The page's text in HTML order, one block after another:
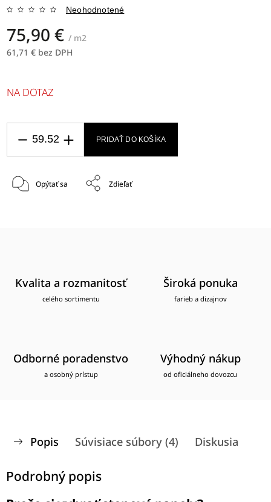
Neohodnotené
75,90 € / m2
61,71 € bez DPH
NA DOTAZ
PRIDAŤ DO KOŠÍKA
Opýtať sa Zdieľať
Kvalita a rozmanitosť
celého sortimentu
Široká ponuka
farieb a dizajnov
Odborné poradenstvo
a osobný prístup
Výhodný nákup
od oficiálneho dovozcu
Popis Súvisiace súbory (4) Diskusia
Podrobný popis